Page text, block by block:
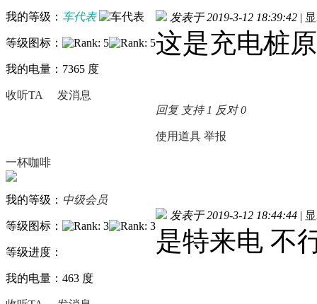
我的等级： 车代表
等级图标：
我的电量：7365 度
收听TA 发消息
发表于 2019-3-12 18:39:42 |
这是充电桩
回复 支持 1 反对0
使用道具 举报
一杯咖啡
我的等级： 中级会员
等级图标：
等级进度：
我的电量：463 度
发表于 2019-3-12 18:44:44 |
是特来电 不